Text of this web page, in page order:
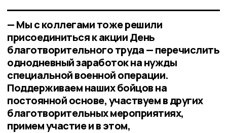
— Мы с коллегами тоже решили
присоединиться к акции День
благотворительного труда — перечислить
однодневный заработок на нужды
специальной военной операции.
Поддерживаем наших бойцов на
постоянной основе, участвуем в других
благотворительных мероприятиях,
примем участие и в этом,